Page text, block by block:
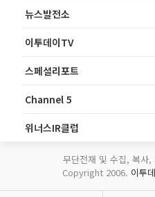
뉴스발전소
이투데이TV
스페셜리포트
Channel 5
위너스IR클럽
무단전재 및 수집, 복사,
Copyright 2006. 이투